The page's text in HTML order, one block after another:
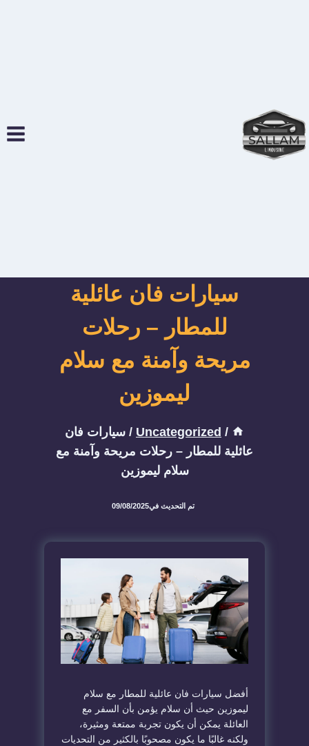
سيارات فان عائلية
للمطار – رحلات
مريحة وآمنة مع سلام
ليموزين
/
Uncategorized
/ سيارات فان
عائلية للمطار – رحلات مريحة وآمنة مع
سلام ليموزين
تم التحديث في09/08/2025
أفضل سيارات فان عائلية للمطار مع سلام
ليموزين حيث أن سلام يؤمن بأن السفر مع
العائلة يمكن أن يكون تجربة ممتعة ومثيرة،
ولكنه غالبًا ما يكون مصحوبًا بالكثير من التحديات